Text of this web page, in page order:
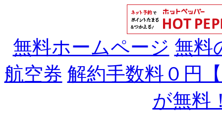
無料ホームページ 無料
航空券 解約手数料０円
が無料